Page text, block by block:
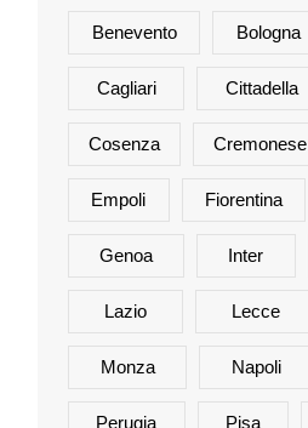
Benevento Bologna
Cagliari Cittadella
Cosenza Cremonese
Empoli Fiorentina
Genoa Inter
Lazio Lecce
Monza Napoli
Perugia Pisa